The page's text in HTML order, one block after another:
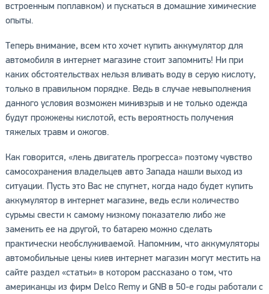
встроенным поплавком) и пускаться в домашние химические
опыты.
Теперь внимание, всем кто хочет купить аккумулятор для
автомобиля в интернет магазине стоит запомнить! Ни при
каких обстоятельствах нельзя вливать воду в серую кислоту,
только в правильном порядке. Ведь в случае невыполнения
данного условия возможен минивзрыв и не только одежда
будут прожжены кислотой, есть вероятность получения
тяжелых травм и ожогов.
Как говорится, «лень двигатель прогресса» поэтому чувство
самосохранения владельцев авто Запада нашли выход из
ситуации. Пусть это Вас не спугнет, когда надо будет купить
аккумулятор в интернет магазине, ведь если количество
сурьмы свести к самому низкому показателю либо же
заменить ее на другой, то батарею можно сделать
практически необслуживаемой. Напомним, что аккумуляторы
автомобильные цены киев интернет магазин могут местить на
сайте раздел «статьи» в котором рассказано о том, что
американцы из фирм Delco Remy и GNB в 50-е годы работали с